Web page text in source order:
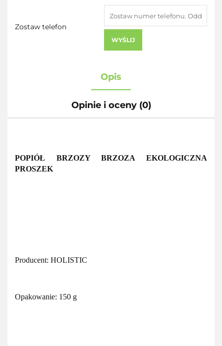
Zostaw telefon
WYŚLIJ
Opis
Opinie i oceny (0)
POPIÓŁ BRZOZY BRZOZA EKOLOGICZNA
PROSZEK
Producent: HOLISTIC
Opakowanie: 150 g